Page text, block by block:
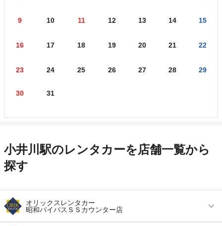
9 10 11 12 13 14 15
16 17 18 19 20 21 22
23 24 25 26 27 28 29
30 31
小井川駅のレンタカーを店舗一覧から
探す
オリックスレンタカー
昭和バイパスＳＳカウンター店